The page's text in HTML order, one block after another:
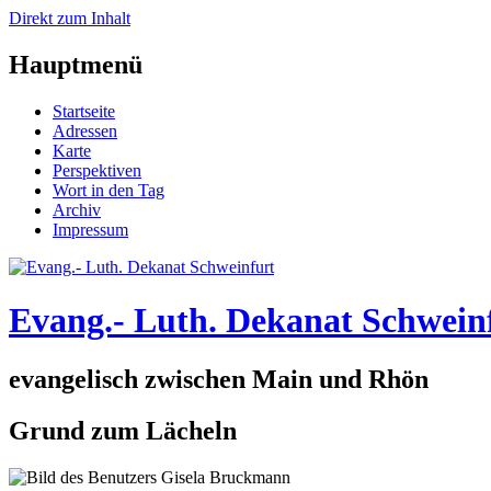
Direkt zum Inhalt
Hauptmenü
Startseite
Adressen
Karte
Perspektiven
Wort in den Tag
Archiv
Impressum
Evang.- Luth. Dekanat
evangelisch zwischen Main und Rhön
Grund zum Lächeln